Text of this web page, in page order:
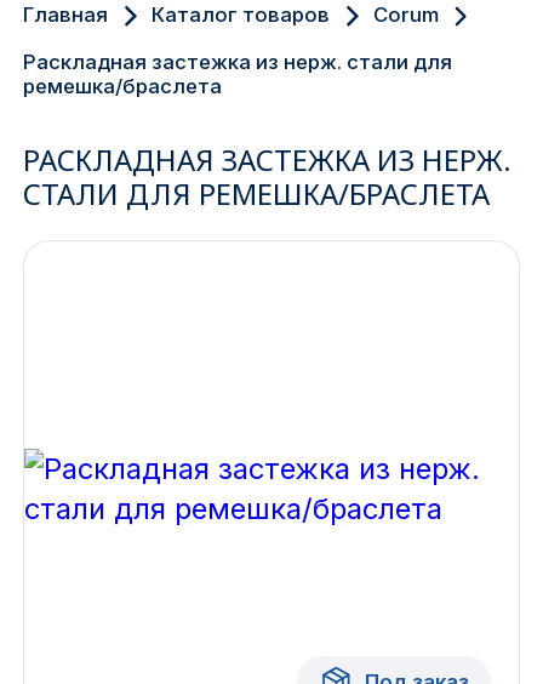
Екатеринбург
Санкт-Петербург
Ижевск
Волгоград
Главная Каталог товаров
Corum
Раскладная застежка из нерж. стали для
ремешка/браслета
РАСКЛАДНАЯ ЗАСТЕЖКА ИЗ НЕРЖ.
СТАЛИ ДЛЯ РЕМЕШКА/БРАСЛЕТА